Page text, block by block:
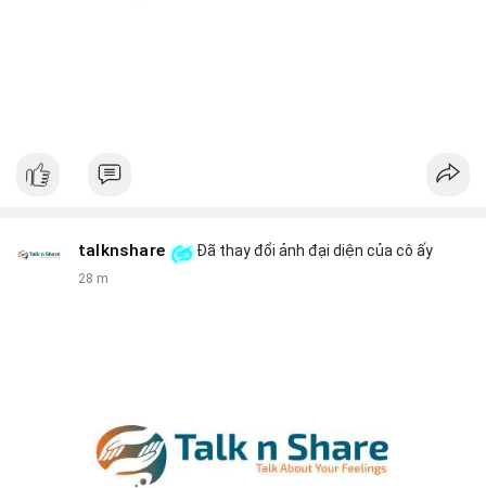
talknshare Đã thay đổi ảnh đại diện của cô ấy
28 m